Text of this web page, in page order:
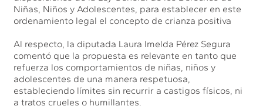
Niñas, Niños y Adolescentes, para establecer en este
ordenamiento legal el concepto de crianza positiva
Al respecto, la diputada Laura Imelda Pérez Segura
comentó que la propuesta es relevante en tanto que
refuerza los comportamientos de niñas, niños y
adolescentes de una manera respetuosa,
estableciendo límites sin recurrir a castigos físicos, ni
a tratos crueles o humillantes.